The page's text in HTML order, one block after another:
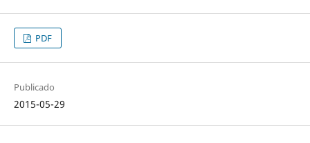
PDF
Publicado
2015-05-29